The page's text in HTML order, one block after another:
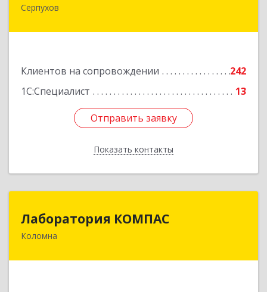
Серпухов
Клиентов на сопровождении
242
1С:Специалист
13
Отправить заявку
Показать контакты
Отправить заявку
Назад
Лаборатория КОМПАС
Коломна
140415, Московская обл, Коломна г, Л.Толстого